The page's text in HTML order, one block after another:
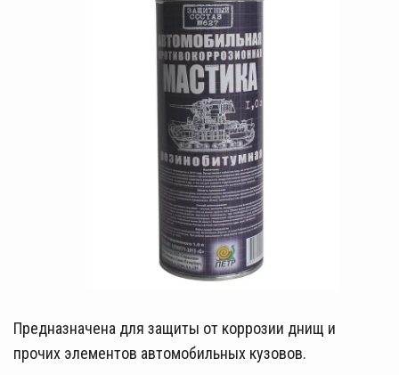
Предназначена для защиты от коррозии днищ и
прочих элементов автомобильных кузовов.